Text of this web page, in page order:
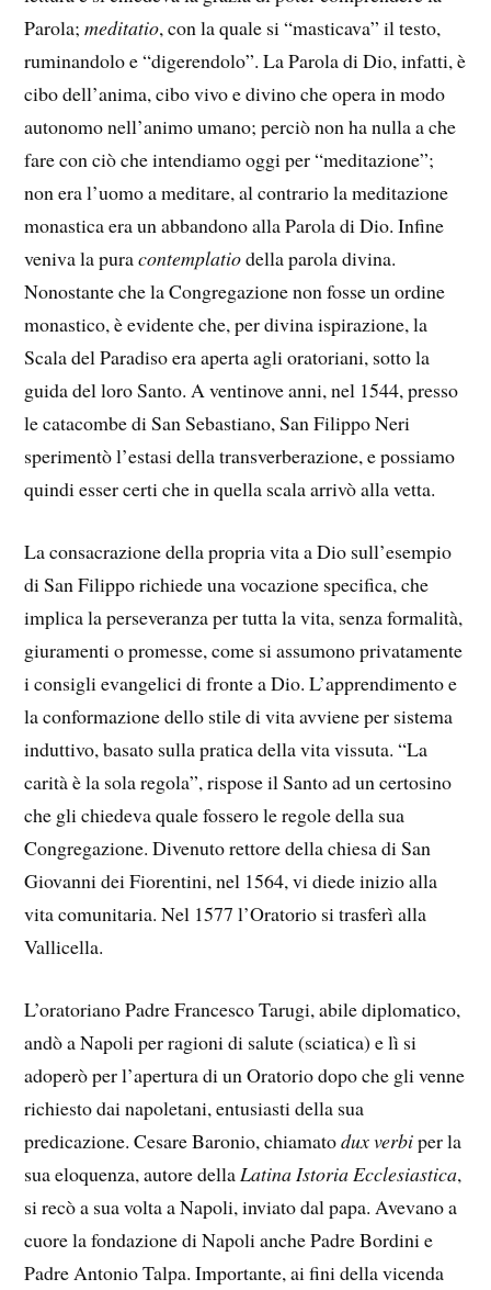
Parola;meditatio, con la quale si “masticava” il testo,
ruminandolo e “digerendolo”. La Parola di Dio, infatti, è
cibo dell’anima, cibo vivo e divino che opera in modo
autonomo nell’animo umano; perciò non ha nulla a che
fare con ciò che intendiamo oggi per “meditazione”;
non era l’uomo a meditare, al contrario la meditazione
monastica era un abbandono alla Parola di Dio. Infine
veniva la puracontemplatiodella parola divina.
Nonostante che la Congregazione non fosse un ordine
monastico, è evidente che, per divina ispirazione, la
Scala del Paradiso era aperta agli oratoriani, sotto la
guida del loro Santo. A ventinove anni, nel 1544, presso
le catacombe di San Sebastiano, San Filippo Neri
sperimentò l’estasi della transverberazione, e possiamo
quindi esser certi che in quella scala arrivò alla vetta.
La consacrazione della propria vita a Dio sull’esempio
di San Filippo richiede una vocazione specifica, che
implica la perseveranza per tutta la vita, senza formalità,
giuramenti o promesse, come si assumono privatamente
i consigli evangelici di fronte a Dio. L’apprendimento e
la conformazione dello stile di vita avviene per sistema
induttivo, basato sulla pratica della vita vissuta. “La
carità è la sola regola”, rispose il Santo ad un certosino
che gli chiedeva quale fossero le regole della sua
Congregazione. Divenuto rettore della chiesa di San
Giovanni dei Fiorentini, nel 1564, vi diede inizio alla
vita comunitaria. Nel 1577 l’Oratorio si trasferì alla
Vallicella.
L’oratoriano Padre Francesco Tarugi, abile diplomatico,
andò a Napoli per ragioni di salute (sciatica) e lì si
adoperò per l’apertura di un Oratorio dopo che gli venne
richiesto dai napoletani, entusiasti della sua
predicazione. Cesare Baronio, chiamatodux verbiper la
sua eloquenza, autore della Latina Istoria Ecclesiastica,
si recò a sua volta a Napoli, inviato dal papa. Avevano a
cuore la fondazione di Napoli anche Padre Bordini e
Padre Antonio Talpa. Importante, ai fini della vicenda